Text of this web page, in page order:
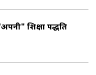
शिक्षा पद्धति